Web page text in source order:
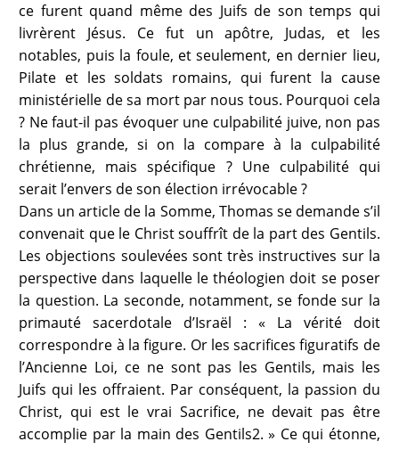
ce furent quand même des Juifs de son temps qui
livrèrent Jésus. Ce fut un apôtre, Judas, et les
notables, puis la foule, et seulement, en dernier lieu,
Pilate et les soldats romains, qui furent la cause
ministérielle de sa mort par nous tous. Pourquoi cela
? Ne faut-il pas évoquer une culpabilité juive, non pas
la plus grande, si on la compare à la culpabilité
chrétienne, mais spécifique ? Une culpabilité qui
serait l’envers de son élection irrévocable ?
Dans un article de la Somme, Thomas se demande s’il
convenait que le Christ souffrît de la part des Gentils.
Les objections soulevées sont très instructives sur la
perspective dans laquelle le théologien doit se poser
la question. La seconde, notamment, se fonde sur la
primauté sacerdotale d’Israël : « La vérité doit
correspondre à la figure. Or les sacrifices figuratifs de
l’Ancienne Loi, ce ne sont pas les Gentils, mais les
Juifs qui les offraient. Par conséquent, la passion du
Christ, qui est le vrai Sacrifice, ne devait pas être
accomplie par la main des Gentils2. » Ce qui étonne,